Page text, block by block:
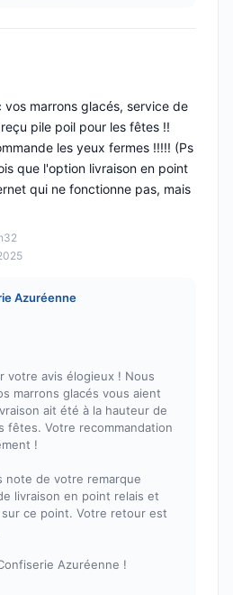
vos marrons glacés, service de
pile poil pour les fêtes !!
les yeux fermes !!!!! (Ps
que l'option livraison en point
qui ne fonctionne pas, mais
Azuréenne
votre avis élogieux ! Nous
marrons glacés vous aient
ait été à la hauteur de
fêtes. Votre recommandation
!
note de votre remarque
livraison en point relais et
ce point. Votre retour est
Azuréenne !